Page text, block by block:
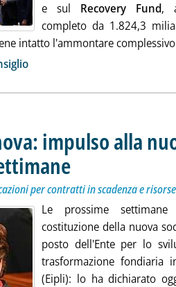
e sul Recovery Fund,
completo da 1.824,3
intatto l'ammontare
alla notizia
impulso alla
per contratti in scadenza e
Le prossime
costituzione della nuova
posto dell'Ente per lo
trasformazione fondiaria
(Eipli): lo ha dichiarato